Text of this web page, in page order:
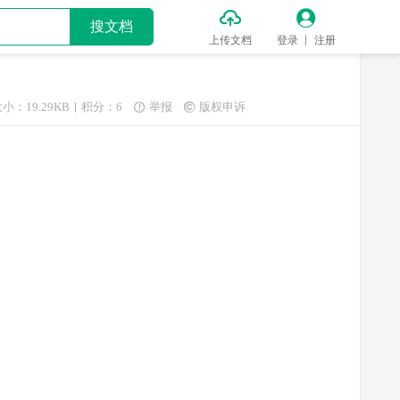
搜文档 
上传文档

登录 注册
小：19.29KB 积分：6  举报  版权申诉